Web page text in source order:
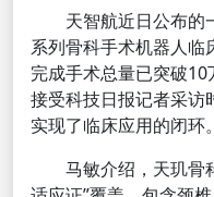
天智航近日公布的
系列骨科手术机器人临
完成手术总量已突破
接受科技日报记者采访
实现了临床应用的闭环
马敏介绍，天玑骨